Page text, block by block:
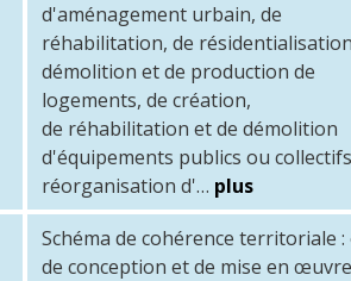
d'aménagement urbain, de
réhabilitation, de
démolition et de production de
logements, de création,
de réhabilitation et de démolition
d'équipements publics ou
réorganisation d'… plus
Schéma de cohérence territoriale
de conception et de mise en œuvre